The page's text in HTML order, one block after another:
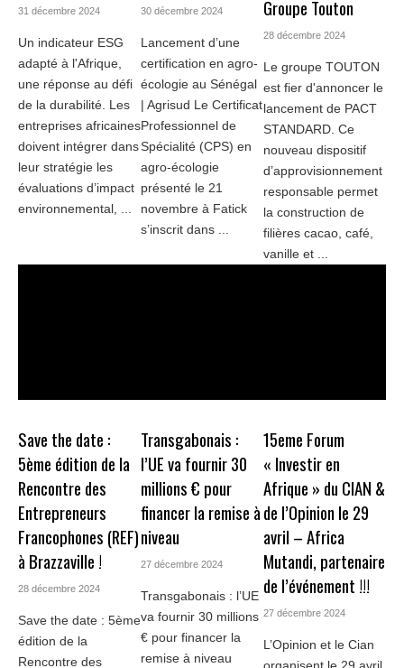
31 décembre 2024
Un indicateur ESG
adapté à l'Afrique,
une réponse au défi
de la durabilité. Les
entreprises africaines
doivent intégrer dans
leur stratégie les
évaluations d’impact
environnemental, ...
30 décembre 2024
Lancement d’une
certification en agro-
écologie au Sénégal
| Agrisud Le Certificat
Professionnel de
Spécialité (CPS) en
agro-écologie
présenté le 21
novembre à Fatick
s’inscrit dans ...
Groupe Touton
28 décembre 2024
Le groupe TOUTON
est fier d'annoncer le
lancement de PACT
STANDARD. Ce
nouveau dispositif
d’approvisionnement
responsable permet
la construction de
filières cacao, café,
vanille et ...
Save the date :
5ème édition de la
Rencontre des
Entrepreneurs
Francophones (REF)
à Brazzaville !
28 décembre 2024
Save the date : 5ème
édition de la
Rencontre des
Transgabonais :
l’UE va fournir 30
millions € pour
financer la remise à
niveau
27 décembre 2024
Transgabonais : l’UE
va fournir 30 millions
€ pour financer la
remise à niveau
15eme Forum
« Investir en
Afrique » du CIAN &
de l’Opinion le 29
avril – Africa
Mutandi, partenaire
de l’événement !!!
27 décembre 2024
L’Opinion et le Cian